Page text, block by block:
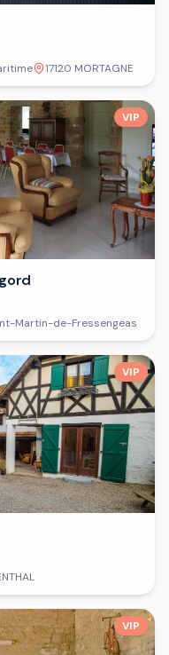
17120 MORTAGNE
VIP
Martin-de-Fressengeas
VIP
VIP